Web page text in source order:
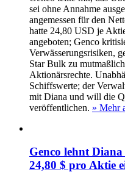
sei ohne Annahme
angemessen für den
hatte 24,80 USD je
angeboten; Genco
Verwässerungsrisiken,
Star Bulk zu
Aktionärsrechte.
Schiffswerte; der
mit Diana und will die
veröffentlichen. » Mehr
Genco lehnt
24,80 $ pro Aktie